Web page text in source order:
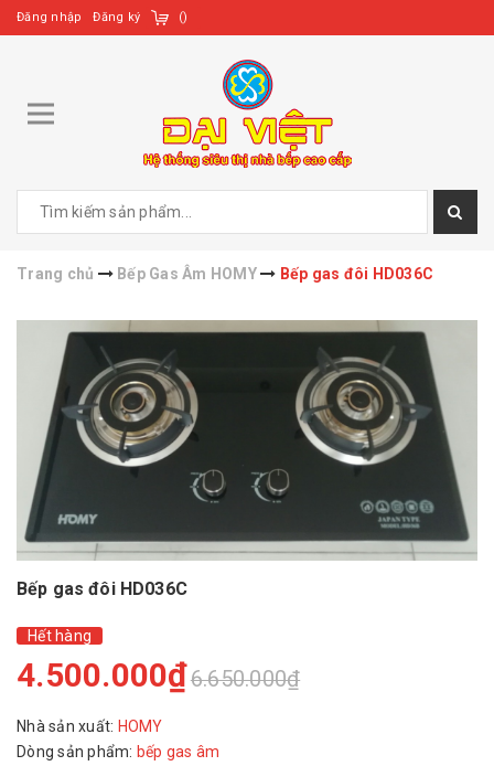
Đăng nhập Đăng ký ()
Trang chủ Bếp Gas Âm HOMY Bếp gas đôi HD036C
Bếp gas đôi HD036C
Hết hàng
4.500.000₫6.650.000₫
Nhà sản xuất: HOMY
Dòng sản phẩm: bếp gas âm